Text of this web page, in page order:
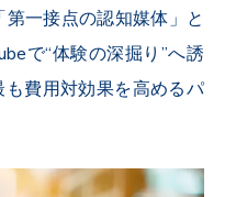
一接点の認知媒体」と
で“体験の深掘り”へ誘
も費用対効果を高めるパ